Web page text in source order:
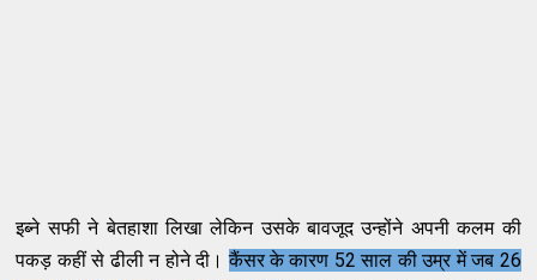
इब्ने सफी ने बेतहाशा लिखा लेकिन उसके बावजूद उन्होंने अपनी कलम की
पकड़ कहीं से ढीली न होने दी।कैंसर के कारण 52 साल की उम्र में जब 26